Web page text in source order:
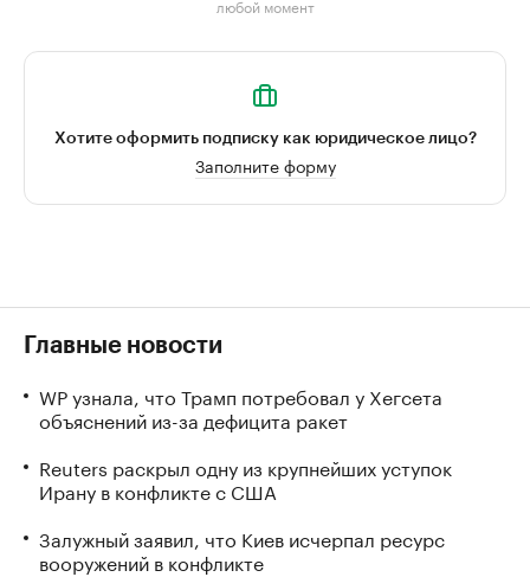
любой момент
Хотите оформить подписку как юридическое лицо?
Заполните форму
Главные новости
WP узнала, что Трамп потребовал у Хегсета
объяснений из-за дефицита ракет
Reuters раскрыл одну из крупнейших уступок
Ирану в конфликте с США
Залужный заявил, что Киев исчерпал ресурс
вооружений в конфликте